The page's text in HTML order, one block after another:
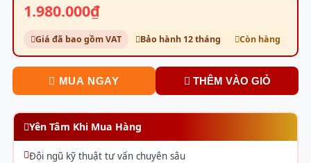
1.980.000₫
Giá đã bao gồm VAT Bảo hành 12 tháng Còn hàng
MUA NGAY THÊM VÀO GIỎ
Yên Tâm Khi Mua Hàng
Đội ngũ kỹ thuật tư vấn chuyên sâu